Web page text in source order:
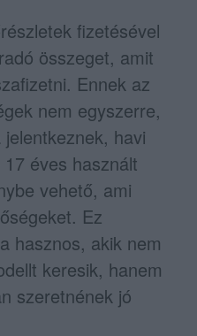
fizetésével
összeget, amit
Ennek az
nem egyszerre,
havi
éves használt
vehető, ami
Ez
hasznos, akik nem
keresik, hanem
szeretnének jó